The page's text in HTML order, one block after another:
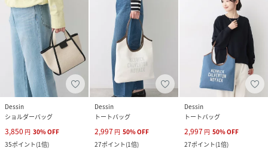
Dessin
ショルダーバッグ
3,850 円 30%OFF
35ポイント(1倍)
Dessin
トートバッグ
2,997 円 50%OFF
27ポイント(1倍)
Dessin
トートバッグ
2,997 円 50%OFF
27ポイント(1倍)